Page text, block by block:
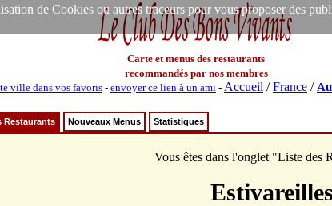
de Cookies ou autres traceurs pour vous proposer des
Carte et menus des restaurants
recommandés par nos membres
ville dans vos favoris- envoyer ce lien à un ami - Accueil /France /
Restaurants Nouveaux Menus Statistiques
Vous êtes dans l'onglet "Liste des
Estivareilles